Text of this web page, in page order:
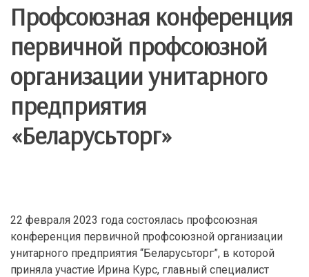
Профсоюзная конференция
первичной профсоюзной
организации унитарного
предприятия
«Беларусьторг»
22 февраля 2023 года состоялась профсоюзная
конференция первичной профсоюзной организации
унитарного предприятия “Беларусьторг”, в которой
приняла участие Ирина Курс, главный специалист